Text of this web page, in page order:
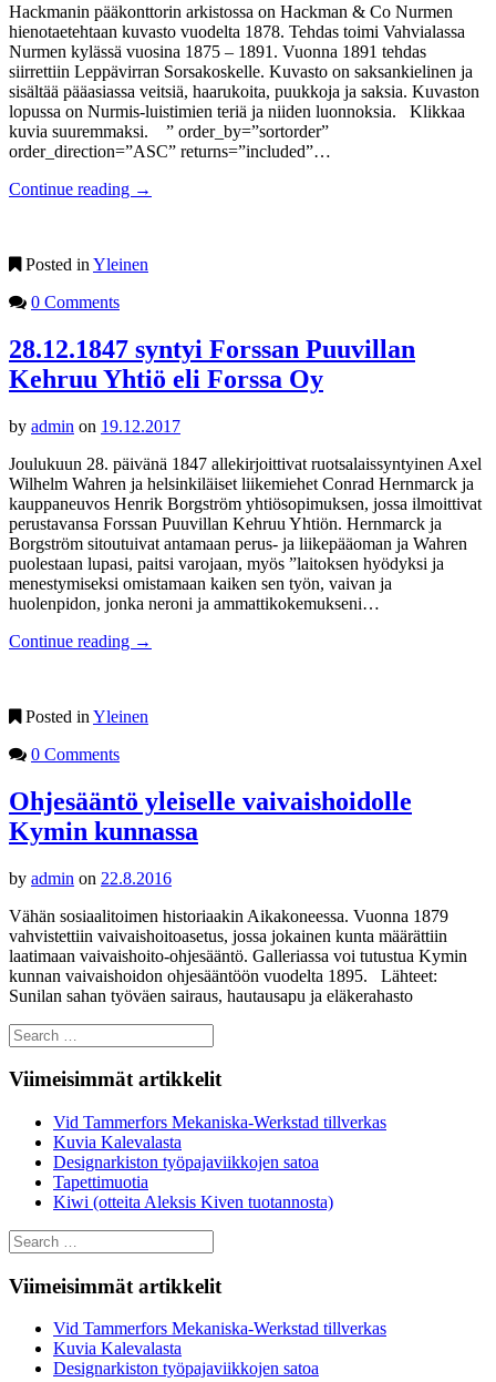
Hackmanin pääkonttorin arkistossa on Hackman & Co Nurmen
hienotaetehtaan kuvasto vuodelta 1878. Tehdas toimi Vahvialassa
Nurmen kylässä vuosina 1875 – 1891. Vuonna 1891 tehdas
siirrettiin Leppävirran Sorsakoskelle. Kuvasto on saksankielinen ja
sisältää pääasiassa veitsiä, haarukoita, puukkoja ja saksia. Kuvaston
lopussa on Nurmis-luistimien teriä ja niiden luonnoksia. Klikkaa
kuvia suuremmaksi. ” order_by=”sortorder”
order_direction=”ASC” returns=”included”…
Continue reading →
Posted in Yleinen
0 Comments
28.12.1847 syntyi Forssan Puuvillan
Kehruu Yhtiö eli Forssa Oy
by admin on 19.12.2017
Joulukuun 28. päivänä 1847 allekirjoittivat ruotsalaissyntyinen Axel
Wilhelm Wahren ja helsinkiläiset liikemiehet Conrad Hernmarck ja
kauppaneuvos Henrik Borgström yhtiösopimuksen, jossa ilmoittivat
perustavansa Forssan Puuvillan Kehruu Yhtiön. Hernmarck ja
Borgström sitoutuivat antamaan perus- ja liikepääoman ja Wahren
puolestaan lupasi, paitsi varojaan, myös ”laitoksen hyödyksi ja
menestymiseksi omistamaan kaiken sen työn, vaivan ja
huolenpidon, jonka neroni ja ammattikokemukseni…
Continue reading →
Posted in Yleinen
0 Comments
Ohjesääntö yleiselle vaivaishoidolle
Kymin kunnassa
by admin on 22.8.2016
Vähän sosiaalitoimen historiaakin Aikakoneessa. Vuonna 1879
vahvistettiin vaivaishoitoasetus, jossa jokainen kunta määrättiin
laatimaan vaivaishoito-ohjesääntö. Galleriassa voi tutustua Kymin
kunnan vaivaishoidon ohjesääntöön vuodelta 1895. Lähteet:
Sunilan sahan työväen sairaus, hautausapu ja eläkerahasto
Search
for:
Viimeisimmät artikkelit
Vid Tammerfors Mekaniska-Werkstad tillverkas
Kuvia Kalevalasta
Designarkiston työpajaviikkojen satoa
Tapettimuotia
Kiwi (otteita Aleksis Kiven tuotannosta)
Search
for:
Viimeisimmät artikkelit
Vid Tammerfors Mekaniska-Werkstad tillverkas
Kuvia Kalevalasta
Designarkiston työpajaviikkojen satoa